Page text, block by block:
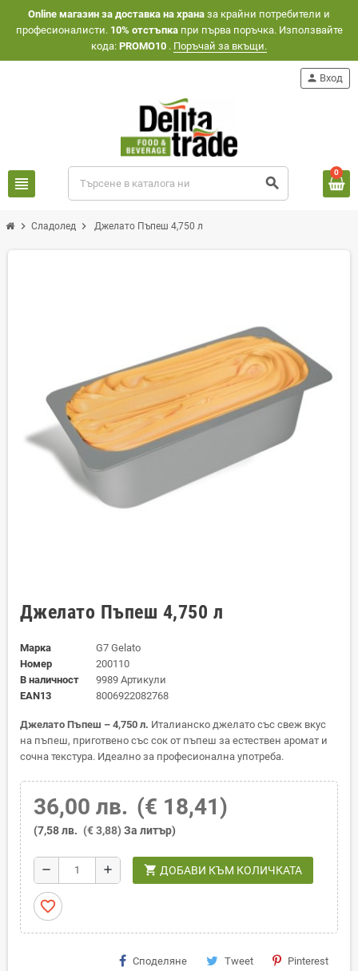
Оnline магазин за доставка на храна за крайни потребители и
професионалисти. 10% отстъпкапри първа поръчка. Използвайте
кода: PROMO10 . Поръчай за вкъщи.
view_headline search
person Вход
0
chevron_right Сладолед chevron_right Джелато Пъпеш 4,750 л
Джелато Пъпеш 4,750 л
Марка
G7 Gelato
Номер
200110
В наличност
9989 Артикули
EAN13
8006922082768
Джелато Пъпеш – 4,750 л. Италианско джелато със свеж вкус
на пъпеш, приготвено със сок от пъпеш за естествен аромат и
сочна текстура. Идеално за професионална употреба.
36,00 лв. (€ 18,41)
(7,58 лв. (€ 3,88) За литър)
remove add shopping_cart ДОБАВИ КЪМ КОЛИЧКАТА
favorite_border
Споделяне Tweet Pinterest